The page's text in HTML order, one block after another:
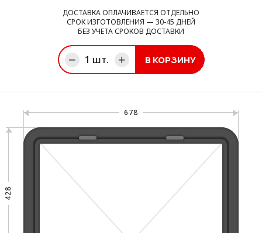
ДОСТАВКА ОПЛАЧИВАЕТСЯ ОТДЕЛЬНО
СРОК ИЗГОТОВЛЕНИЯ — 30-45 ДНЕЙ
БЕЗ УЧЕТА СРОКОВ ДОСТАВКИ
1 шт. В КОРЗИНУ
678
428